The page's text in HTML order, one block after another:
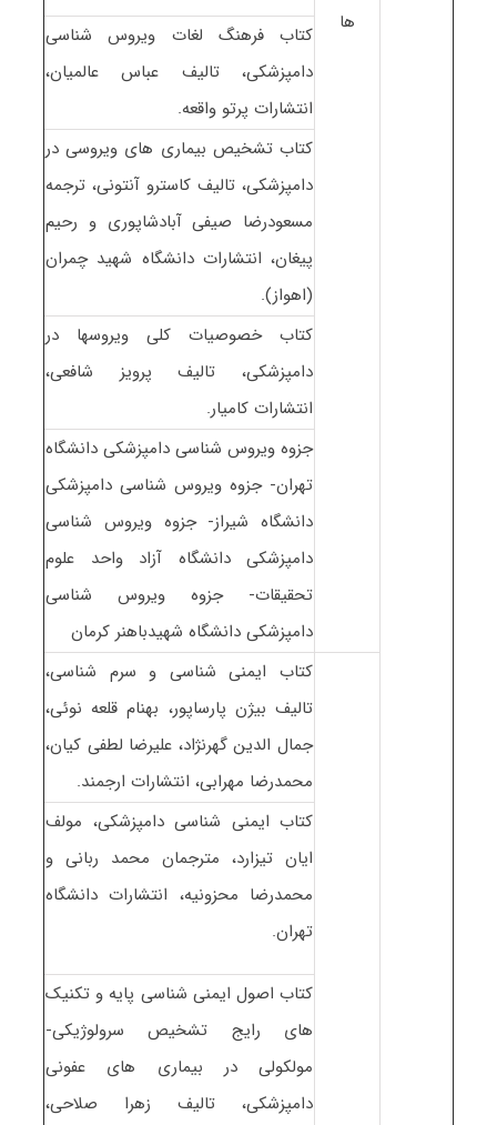
ها
کتاب فرهنگ لغات ویروس شناسی
دامپزشکی، تالیف عباس عالمیان،
انتشارات پرتو واقعه.
کتاب تشخیص بیماری های ویروسی در
دامپزشکی، تالیف کاسترو آنتونی، ترجمه
مسعودرضا صیفی آبادشاپوری و رحیم
پیغان، انتشارات دانشگاه شهید چمران
(اهواز).
کتاب خصوصیات کلی ویروسها در
دامپزشکی، تالیف پرویز شافعی،
انتشارات کامیار.
جزوه ویروس شناسی دامپزشکی دانشگاه
تهران- جزوه ویروس شناسی دامپزشکی
دانشگاه شیراز- جزوه ویروس شناسی
دامپزشکی دانشگاه آزاد واحد علوم
تحقیقات- جزوه ویروس شناسی
دامپزشکی دانشگاه شهیدباهنر کرمان
کتاب ایمنی شناسی و سرم شناسی،
تالیف بیژن پارساپور، بهنام قلعه نوئی،
جمال الدین گهرنژاد، علیرضا لطفی کیان،
محمدرضا مهرابی، انتشارات ارجمند.
کتاب ایمنی شناسی دامپزشکی، مولف
ایان تیزارد، مترجمان محمد ربانی و
محمدرضا محزونیه، انتشارات دانشگاه
تهران.
کتاب اصول ایمنی شناسی پایه و تکنیک
های رایج تشخیص سرولوژیکی-
مولکولی در بیماری های عفونی
دامپزشکی، تالیف زهرا صلاحی،